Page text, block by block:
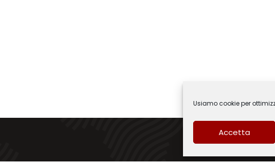
Usiamo cookie per
Accetta